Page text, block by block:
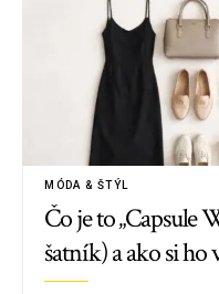
MÓDA & ŠTÝL
Čo je to „Capsule
šatník) a ako si ho